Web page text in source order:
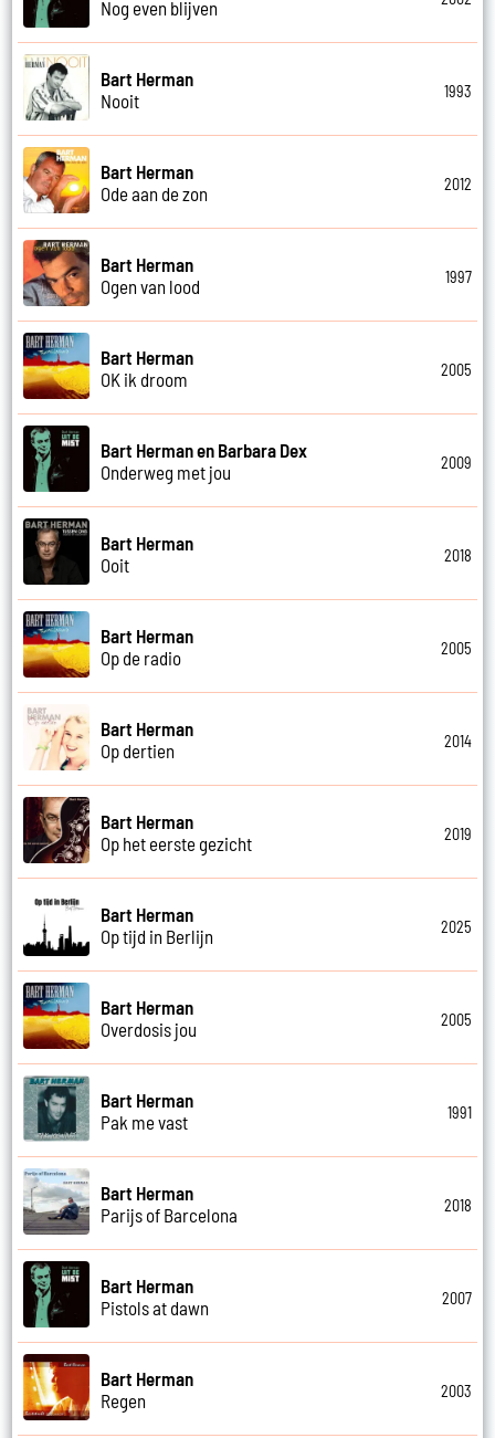
Nog even blijven
Bart Herman
Nooit
1993
Bart Herman
Ode aan de zon
2012
Bart Herman
Ogen van lood
1997
Bart Herman
OK ik droom
2005
Bart Herman en Barbara Dex
Onderweg met jou
2009
Bart Herman
Ooit
2018
Bart Herman
Op de radio
2005
Bart Herman
Op dertien
2014
Bart Herman
Op het eerste gezicht
2019
Bart Herman
Op tijd in Berlijn
2025
Bart Herman
Overdosis jou
2005
Bart Herman
Pak me vast
1991
Bart Herman
Parijs of Barcelona
2018
Bart Herman
Pistols at dawn
2007
Bart Herman
Regen
2003